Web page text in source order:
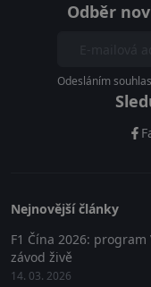
Odběr
Odesláním
Nejnovější články
F1 Čína 2026:
závod živě
14. 03. 2026